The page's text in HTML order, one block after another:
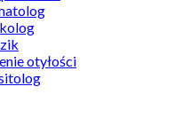
otyłości